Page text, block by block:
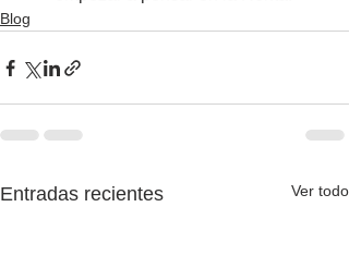
Blog
Entradas recientes Ver todo